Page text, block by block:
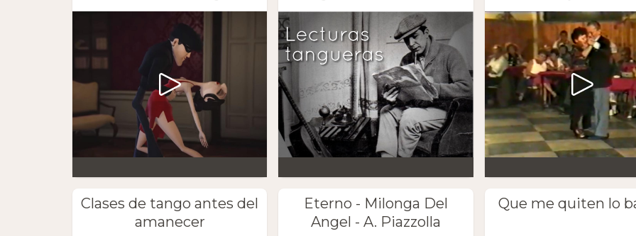
Clases de tango antes del
amanecer
Eterno - Milonga Del
Angel - A. Piazzolla
Que me quiten lo